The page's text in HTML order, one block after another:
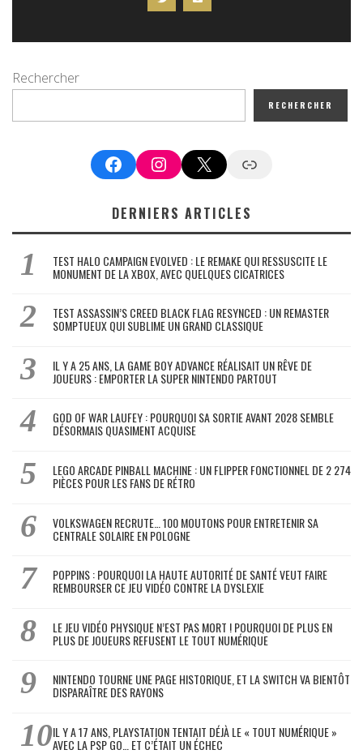
Rechercher
RECHERCHER
FacebookInstagram
X Google News
DERNIERS ARTICLES
TEST HALO CAMPAIGN EVOLVED : LE REMAKE QUI RESSUSCITE LE
MONUMENT DE LA XBOX, AVEC QUELQUES CICATRICES
TEST ASSASSIN’S CREED BLACK FLAG RESYNCED : UN REMASTER
SOMPTUEUX QUI SUBLIME UN GRAND CLASSIQUE
IL Y A 25 ANS, LA GAME BOY ADVANCE RÉALISAIT UN RÊVE DE
JOUEURS : EMPORTER LA SUPER NINTENDO PARTOUT
GOD OF WAR LAUFEY : POURQUOI SA SORTIE AVANT 2028 SEMBLE
DÉSORMAIS QUASIMENT ACQUISE
LEGO ARCADE PINBALL MACHINE : UN FLIPPER FONCTIONNEL DE 2 274
PIÈCES POUR LES FANS DE RÉTRO
VOLKSWAGEN RECRUTE… 100 MOUTONS POUR ENTRETENIR SA
CENTRALE SOLAIRE EN POLOGNE
POPPINS : POURQUOI LA HAUTE AUTORITÉ DE SANTÉ VEUT FAIRE
REMBOURSER CE JEU VIDÉO CONTRE LA DYSLEXIE
LE JEU VIDÉO PHYSIQUE N’EST PAS MORT ! POURQUOI DE PLUS EN
PLUS DE JOUEURS REFUSENT LE TOUT NUMÉRIQUE
NINTENDO TOURNE UNE PAGE HISTORIQUE, ET LA SWITCH VA BIENTÔT
DISPARAÎTRE DES RAYONS
IL Y A 17 ANS, PLAYSTATION TENTAIT DÉJÀ LE « TOUT NUMÉRIQUE »
AVEC LA PSP GO… ET C’ÉTAIT UN ÉCHEC